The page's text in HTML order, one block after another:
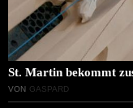
St. Martin bekommt
VON GASPARD